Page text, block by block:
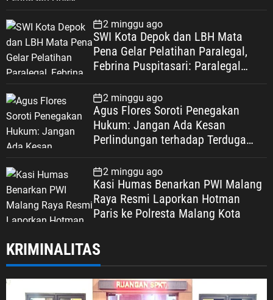
2 minggu ago
SWI Kota Depok dan LBH Mata
Pena Gelar Pelatihan Paralegal,
Febrina Puspitasari: Paralegal
Keadilan Warga Depok
2 minggu ago
Agus Flores Soroti Penegakan
Hukum: Jangan Ada Kesan
Perlindungan terhadap Terduga
Dipertaruhkan
2 minggu ago
Kasi Humas Benarkan PWI Malang
Raya Resmi Laporkan Hotman
Paris ke Polresta Malang Kota
KRIMINALITAS